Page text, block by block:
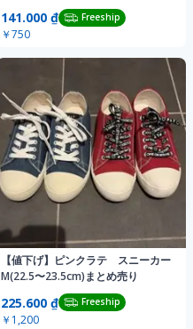
141.000 ₫ Freeship
￥750
【値下げ】ピンクラテ スニーカー
M(22.5〜23.5cm)まとめ売り
225.600 ₫ Freeship
￥1,200